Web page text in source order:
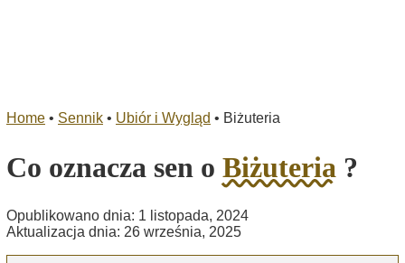
Home • Sennik • Ubiór i Wygląd • Biżuteria
Co oznacza sen o Biżuteria ?
Opublikowano dnia: 1 listopada, 2024
Aktualizacja dnia: 26 września, 2025